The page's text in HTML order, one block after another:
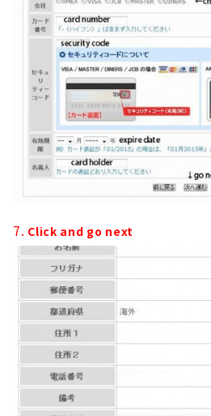
7. Click and go next